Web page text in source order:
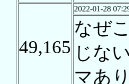
49,165
2022-01-28
なぜ
じな
マあ